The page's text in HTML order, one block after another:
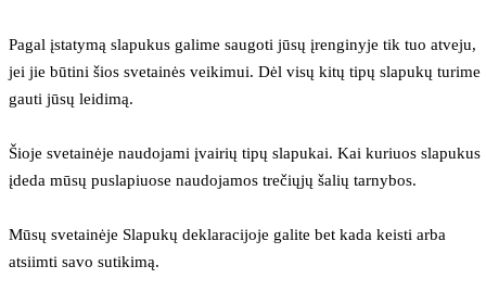
Pagal įstatymą slapukus galime saugoti jūsų įrenginyje tik tuo atveju,
jei jie būtini šios svetainės veikimui. Dėl visų kitų tipų slapukų turime
gauti jūsų leidimą.
Šioje svetainėje naudojami įvairių tipų slapukai. Kai kuriuos slapukus
įdeda mūsų puslapiuose naudojamos trečiųjų šalių tarnybos.
Mūsų svetainėje Slapukų deklaracijoje galite bet kada keisti arba
atsiimti savo sutikimą.